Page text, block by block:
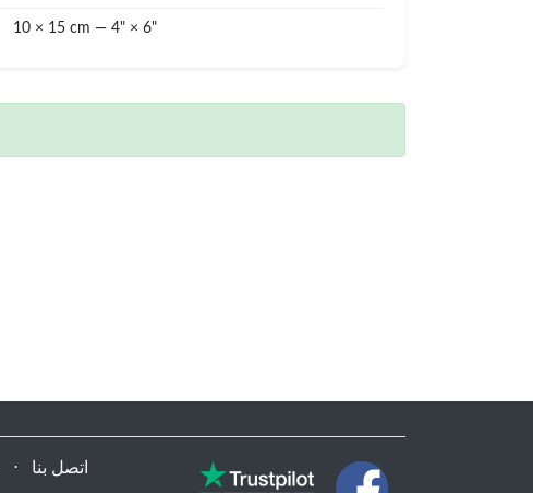
10 × 15 cm — 4" × 6"
⋅ اتصل بنا